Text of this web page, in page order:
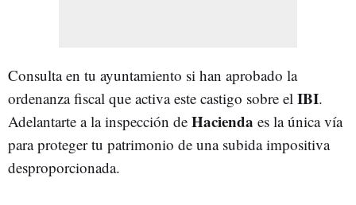
Consulta en tu ayuntamiento si han aprobado la
ordenanza fiscal que activa este castigo sobre el IBI.
Adelantarte a la inspección de Hacienda es la única vía
para proteger tu patrimonio de una subida impositiva
desproporcionada.